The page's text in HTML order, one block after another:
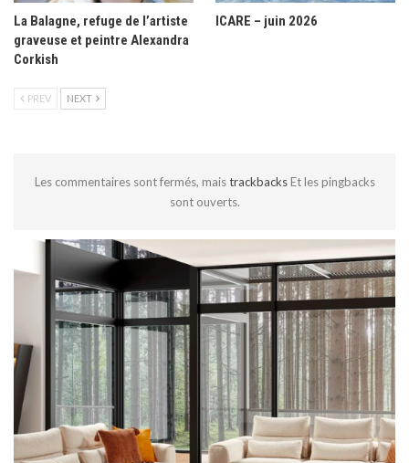
La Balagne, refuge de l’artiste
graveuse et peintre Alexandra
Corkish
ICARE – juin 2026
PREV NEXT
Les commentaires sont fermés, maistrackbacks Et les pingbacks
sont ouverts.